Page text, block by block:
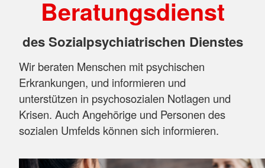
Beratungsdienst
des Sozialpsychiatrischen Dienstes
Wir beraten Menschen mit psychischen
Erkrankungen, und informieren und
unterstützen in psychosozialen Notlagen und
Krisen. Auch Angehörige und Personen des
sozialen Umfelds können sich informieren.